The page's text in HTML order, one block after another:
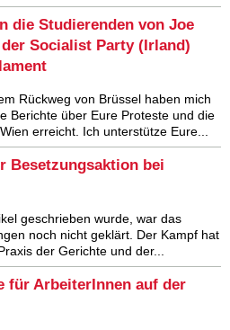
die Studierenden von Joe
Socialist Party (Irland)
Rückweg von Brüssel haben mich
Berichte über Eure Proteste und die
erreicht. Ich unterstütze Eure...
Besetzungsaktion bei
geschrieben wurde, war das
noch nicht geklärt. Der Kampf hat
der Gerichte und der...
für ArbeiterInnen auf der